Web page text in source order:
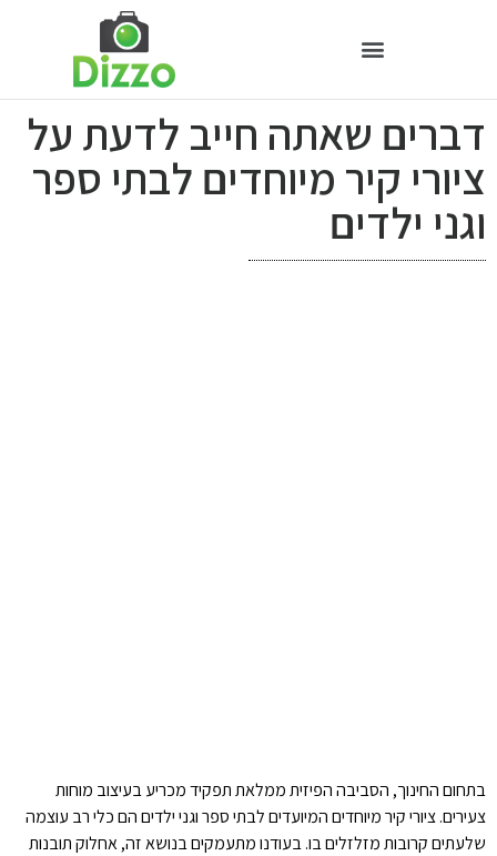
דברים שאתה חייב לדעת על
ציורי קיר מיוחדים לבתי ספר
וגני ילדים
בתחום החינוך, הסביבה הפיזית ממלאת תפקיד מכריע בעיצוב מוחות
צעירים. ציורי קיר מיוחדים המיועדים לבתי ספר וגני ילדים הם כלי רב עוצמה
שלעתים קרובות מזלזלים בו. בעודנו מתעמקים בנושא זה, אחלוק תובנות